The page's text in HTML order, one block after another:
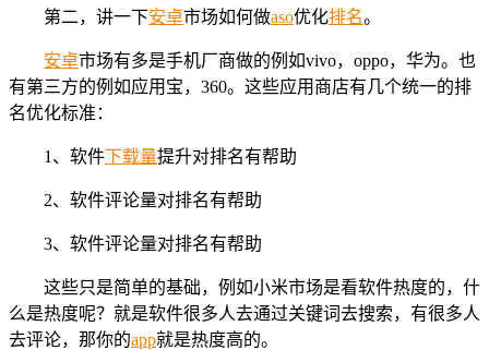
第二，讲一下安卓市场如何做aso优化排名。
安卓市场有多是手机厂商做的例如vivo，oppo，华为。也
有第三方的例如应用宝，360。这些应用商店有几个统一的排
名优化标准：
1、软件下载量提升对排名有帮助
2、软件评论量对排名有帮助
3、软件评论量对排名有帮助
这些只是简单的基础，例如小米市场是看软件热度的，什
么是热度呢？就是软件很多人去通过关键词去搜索，有很多人
去评论，那你的app就是热度高的。